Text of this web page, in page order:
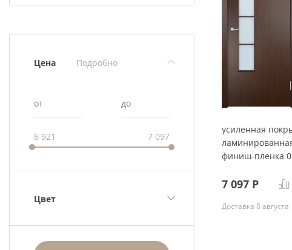
Цена Подробно
от до
6 921 7 097
Цвет
Коричневые
усиленная
финиш-пленка
7 097 Р
Доставка 8 августа